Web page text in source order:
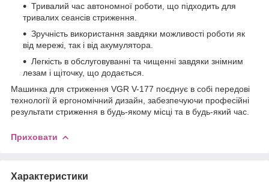
Тривалий час автономної роботи, що підходить для
тривалих сеансів стриження.
Зручність використання завдяки можливості роботи як
від мережі, так і від акумулятора.
Легкість в обслуговуванні та чищенні завдяки знімним
лезам і щіточку, що додається.
Машинка для стриження VGR V-177 поєднує в собі передові
технології й ергономічний дизайн, забезпечуючи професійні
результати стриження в будь-якому місці та в будь-який час.
Приховати
Характеристики